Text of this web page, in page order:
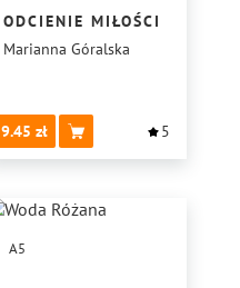
ODCIENIE MIŁOŚCI
Marianna Góralska
9.45 5
A5